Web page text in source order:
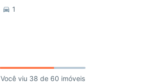
1
Você viu 38 de 60 imóveis